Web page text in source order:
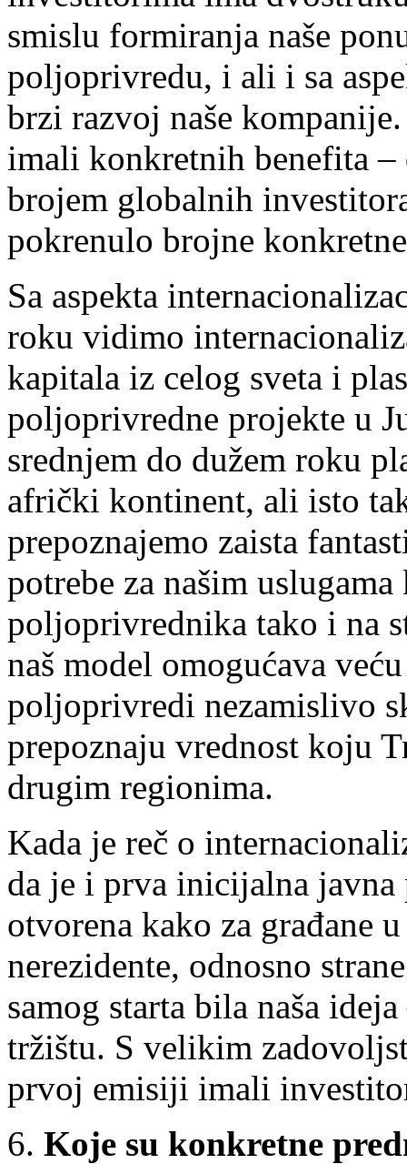
smislu formiranja naše
poljoprivredu, i ali i sa
brzi razvoj naše
imali konkretnih benefita –
brojem globalnih
pokrenulo brojne
Sa aspekta
roku vidimo
kapitala iz celog sveta i
poljoprivredne projekte u
srednjem do dužem roku
afrički kontinent, ali isto
prepoznajemo zaista
potrebe za našim
poljoprivrednika tako i na
naš model omogućava
poljoprivredi nezamislivo
prepoznaju vrednost koju
drugim regionima.
Kada je reč o
da je i prva inicijalna javna
otvorena kako za građane
nerezidente, odnosno
samog starta bila naša
tržištu. S velikim
prvoj emisiji imali
Koje su konkretne